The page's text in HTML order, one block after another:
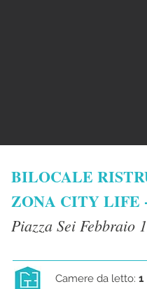
BILOCALE
ZONA CITY LIFE
Piazza Sei Febbraio
Camere da letto: 1